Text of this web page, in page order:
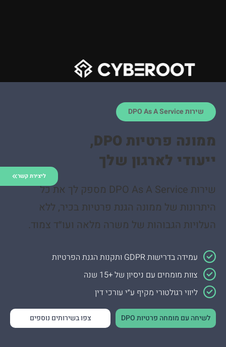
ליצירת קשר
שירות DPO As A Service
ממונה פרטיות DPO,
ייעודי לארגון שלך
שירות DPO As A Service מספק לך את כל
היתרונות של ממונה הגנת פרטיות בכיר, ללא
העלויות הגבוהות של משרה מלאה ועו״ד צמוד.
עמידה בדרישות GDPR ותקנות הגנת הפרטיות
צוות מומחים עם ניסיון של +15 שנה
ליווי רגולטורי מקיף ע״י עורכי דין
לשיחה עם מומחה פרטיות DPO צפו בשירותים נוספים